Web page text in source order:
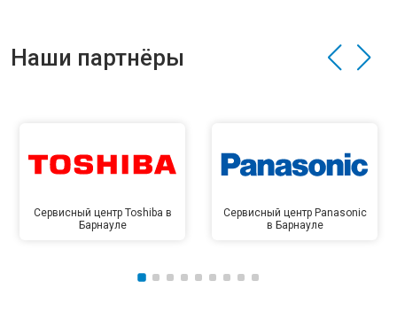
Наши партнёры
Сервисный центр Toshiba в
Барнауле
Сервисный центр Panasonic
в Барнауле